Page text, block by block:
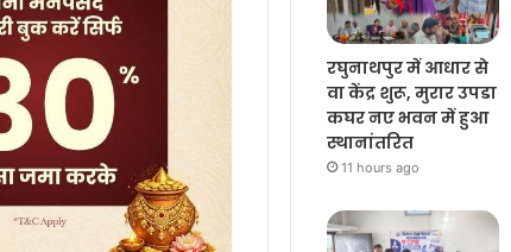
रघुनाथपुर में आधार से
वा केंद्र शुरू, मुरार उपडा
कघर नए भवन में हुआ
स्थानांतरित
11 hours ago